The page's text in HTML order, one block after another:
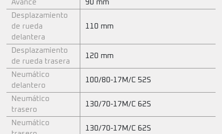
Avance
90 mm
Desplazamiento
de rueda
delantera
110 mm
Desplazamiento
de rueda trasera
120 mm
Neumático
delantero
100/80-17M/C 52S
Neumático
trasero
130/70-17M/C 62S
Neumático
130/70-17M/C 62S